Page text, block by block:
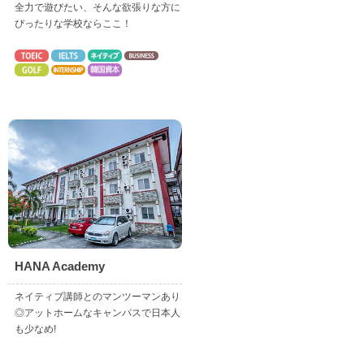
全力で遊びたい、そんな欲張りな方に
ぴったりな学校ならここ！
HANA Academy
ネイティブ講師とのマンツーマンあり
◎アットホームなキャンパスで日本人
も少なめ!